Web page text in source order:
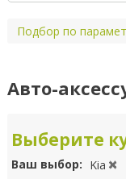
Подбор по
Авто-
Выберите
Ваш выбор: Kia